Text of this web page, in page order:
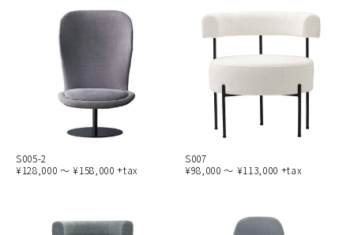
S005-2
¥128,000 ～ ¥158,000 +tax
S007
¥98,000 ～ ¥113,000 +tax